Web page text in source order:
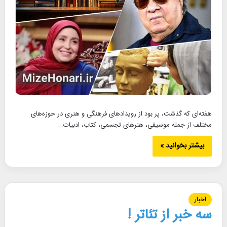
هفته‌ای که گذشت، پر بود از رویدادهای فرهنگی و هنری در حوزه‌های
مختلف از جمله موسیقی، هنرهای تجسمی، کتاب، ادبیات…
بیشتر بخوانید »
اخبار
سه خبر از تئاتر !